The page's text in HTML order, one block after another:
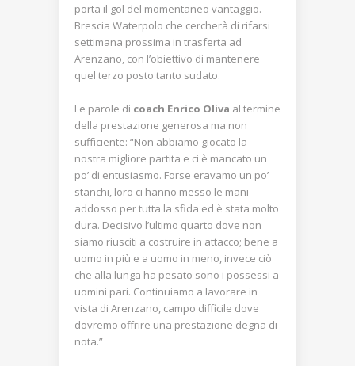
porta il gol del momentaneo vantaggio.
Brescia Waterpolo che cercherà di rifarsi
settimana prossima in trasferta ad
Arenzano, con l’obiettivo di mantenere
quel terzo posto tanto sudato.
Le parole di coach Enrico Oliva al termine
della prestazione generosa ma non
sufficiente: “Non abbiamo giocato la
nostra migliore partita e ci è mancato un
po’ di entusiasmo. Forse eravamo un po’
stanchi, loro ci hanno messo le mani
addosso per tutta la sfida ed è stata molto
dura. Decisivo l’ultimo quarto dove non
siamo riusciti a costruire in attacco; bene a
uomo in più e a uomo in meno, invece ciò
che alla lunga ha pesato sono i possessi a
uomini pari. Continuiamo a lavorare in
vista di Arenzano, campo difficile dove
dovremo offrire una prestazione degna di
nota.”